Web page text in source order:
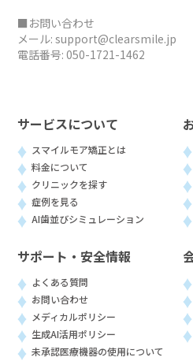
■お問い合わせ
メール: support@clearsmile.jp
電話番号: 050-1721-1462
サービスについて
スマイルモア矯正とは
料金について
クリニックを探す
症例を見る
AI歯並びシミュレーション
サポート・安全情報
よくある質問
お問い合わせ
メディカルポリシー
生成AI活用ポリシー
未承認医療機器の使用について